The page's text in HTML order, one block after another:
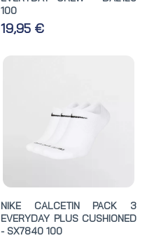
100
19,95 €
NIKE CALCETIN PACK 3
EVERYDAY PLUS CUSHIONED
- SX7840 100